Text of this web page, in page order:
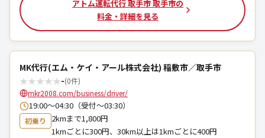
アトム運転代行 取手市 取手市の
料金・詳細を見る
MK代行(エム・ケイ・アール株式会社) 稲敷市／取手市
★★★★★-(0件)
mkr2008.com/business/driver/
19:00～04:30（受付～03:30）
初乗り
2kmまで1,800円
1kmごとに300円、30km以上は1kmごとに400円